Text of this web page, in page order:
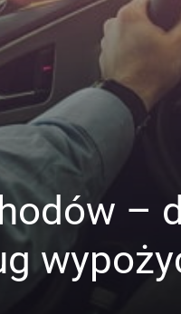
–